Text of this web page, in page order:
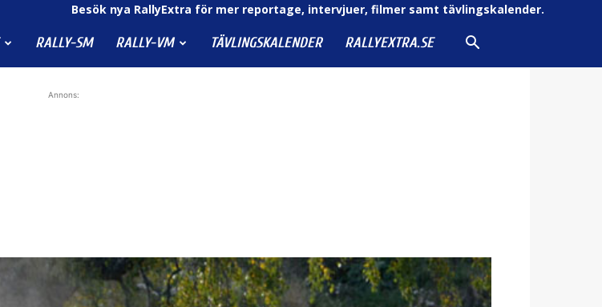
Besök nya RallyExtra för mer reportage, intervjuer, filmer samt tävlingskalender.
RALLY-SM RALLY-VM TÄVLINGSKALENDER RALLYEXTRA.SE
Annons: